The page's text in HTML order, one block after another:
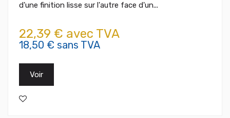
d'une finition lisse sur l'autre face d'un...
22,39 € avec TVA
18,50 € sans TVA
Voir